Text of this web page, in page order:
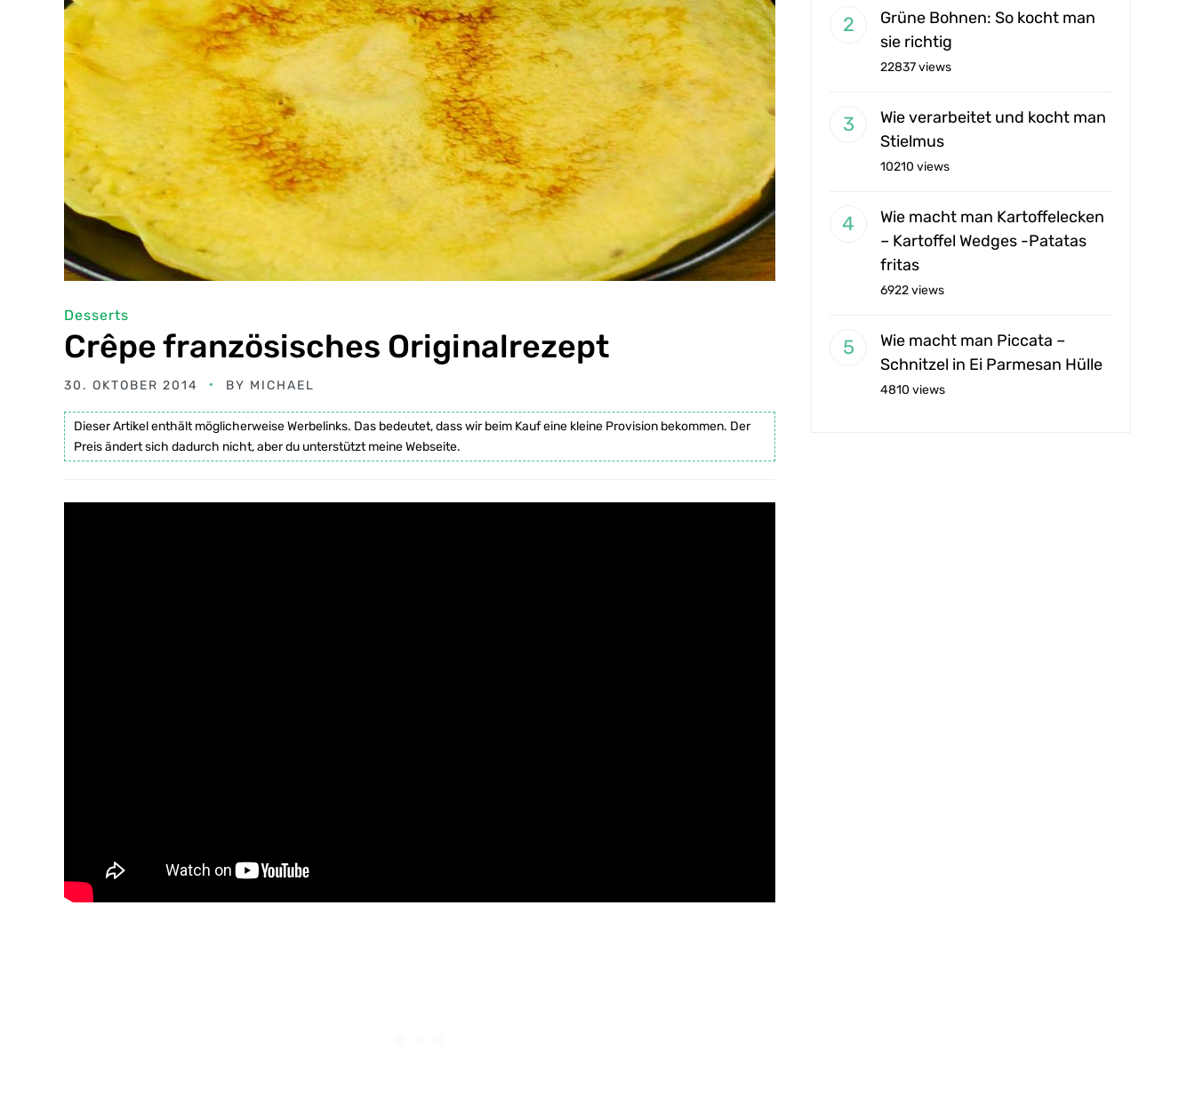
Desserts
Crêpe französisches Originalrezept
30. OKTOBER 2014 BY MICHAEL
Dieser Artikel enthält möglicherweise Werbelinks. Das bedeutet, dass wir beim Kauf eine kleine Provision bekommen. Der
Preis ändert sich dadurch nicht, aber du unterstützt meine Webseite.
Grüne Bohnen: So kocht man
sie richtig
22837 views
Wie verarbeitet und kocht man
Stielmus
10210 views
Wie macht man Kartoffelecken
– Kartoffel Wedges -Patatas
fritas
6922 views
Wie macht man Piccata –
Schnitzel in Ei Parmesan Hülle
4810 views